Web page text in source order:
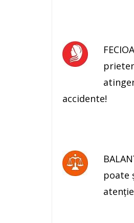
accidente!
poate